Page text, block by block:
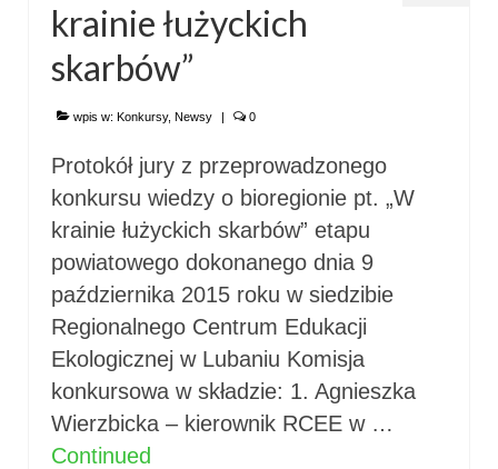
krainie łużyckich
skarbów”
wpis w: Konkursy, Newsy | 0
Protokół jury z przeprowadzonego
konkursu wiedzy o bioregionie pt. „W
krainie łużyckich skarbów” etapu
powiatowego dokonanego dnia 9
października 2015 roku w siedzibie
Regionalnego Centrum Edukacji
Ekologicznej w Lubaniu Komisja
konkursowa w składzie: 1. Agnieszka
Wierzbicka – kierownik RCEE w …
Continued